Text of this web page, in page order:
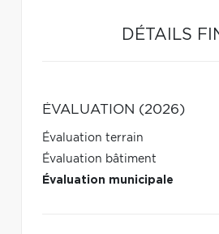
DÉTAILS
ÉVALUATION (2026)
Évaluation terrain
Évaluation bâtiment
Évaluation municipale